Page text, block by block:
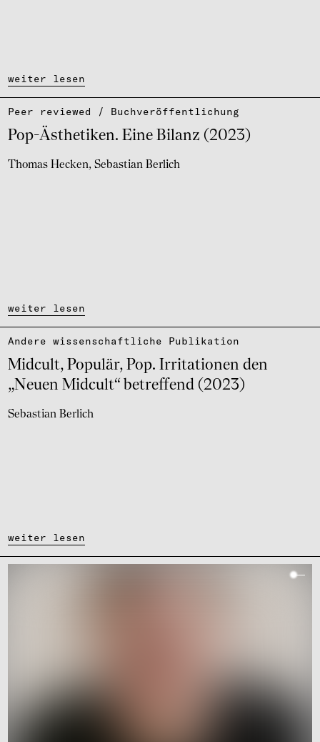
weiter lesen
Pop-Ästhe­ti­ken. Eine Bilanz (2023)
Peer reviewed / Buch­ver­öf­fent­li­chung
Thomas Hecken Sebastian Berlich
weiter lesen
Midcult, Popu­lär, Pop. Irri­ta­ti­o­nen den
„Neuen Midcult“ betref­fend (2023)
Andere wissen­schaft­li­che Publi­ka­tion
Sebastian Berlich
weiter lesen